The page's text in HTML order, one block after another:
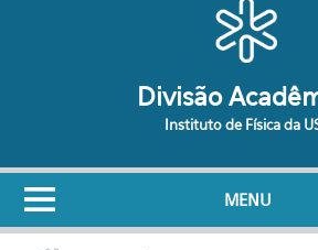
Divisão
Instituto de Física da
MENU